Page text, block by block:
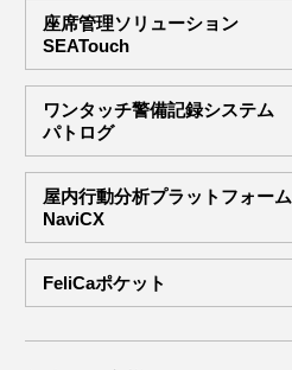
座席管理ソリューション
SEATouch
ワンタッチ警備記録システム
パトログ
屋内行動分析プラットフォーム
NaviCX
FeliCaポケット